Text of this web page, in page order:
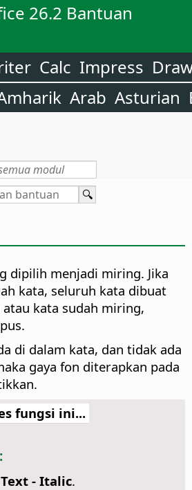
26.2 Bantuan
Calc Impress
Arab Asturian
dipilih menjadi miring. Jika
kata, seluruh kata dibuat
kata sudah miring,
di dalam kata, dan tidak ada
gaya fon diterapkan pada
fungsi ini...
- Italic.